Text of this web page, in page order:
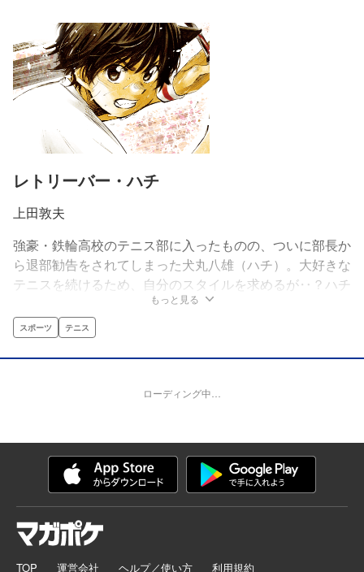
レトリーバー・ハチ
上田敦夫
強豪・鉄輪高校のテニス部に入ったものの、ついに部長か
ら退部勧告をされてしまった犬丸八雄（ハチ）。大好きな
テニスを続けるため、自分のスタイルを求めるが‥？ハチ
が見つけた、猟犬スタイルとは!?負け犬と呼ばれた少年
は、強い“猟犬”に成り上がれるか!?
もっと見る
スポーツ テニス
ローディング中…
TOP 運営会社 ヘルプ／使い方 利用規約